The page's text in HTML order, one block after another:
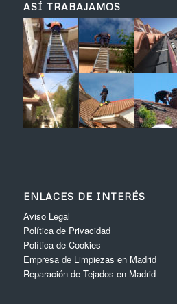
ASÍ TRABAJAMOS
ENLACES DE INTERÉS
Aviso Legal
Política de Privacidad
Política de Cookies
Empresa de Limpiezas en Madrid
Reparación de Tejados en Madrid